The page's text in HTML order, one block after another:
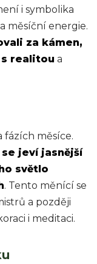
i symbolika
měsíční energie.
za kámen,
realitou a
fázích měsíce.
jeví jasnější
světlo
. Tento měnící se
a později
i meditaci.